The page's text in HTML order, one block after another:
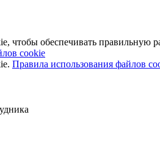
чтобы обеспечивать правильную
cookie
Правила использования файлов